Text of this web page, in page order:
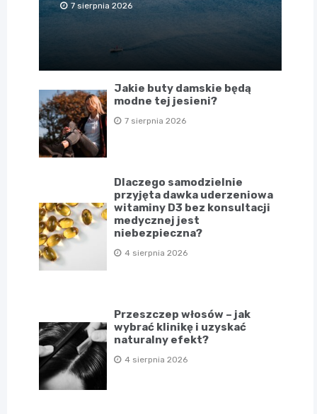
7 sierpnia 2026
Jakie buty damskie będą
modne tej jesieni?
7 sierpnia 2026
Dlaczego samodzielnie
przyjęta dawka uderzeniowa
witaminy D3 bez konsultacji
medycznej jest
niebezpieczna?
4 sierpnia 2026
Przeszczep włosów – jak
wybrać klinikę i uzyskać
naturalny efekt?
4 sierpnia 2026